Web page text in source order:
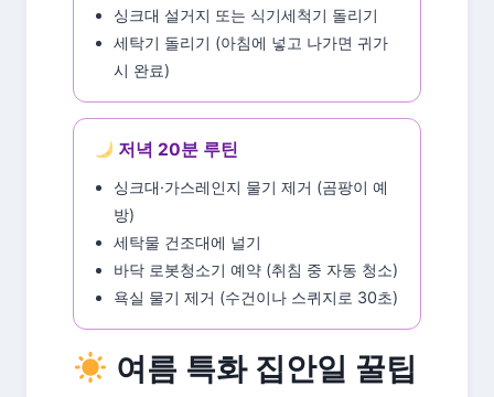
싱크대 설거지 또는 식기세척기 돌리기
세탁기 돌리기 (아침에 넣고 나가면 귀가
시 완료)
저녁 20분 루틴
싱크대·가스레인지 물기 제거 (곰팡이 예
방)
세탁물 건조대에 널기
바닥 로봇청소기 예약 (취침 중 자동 청소)
욕실 물기 제거 (수건이나 스퀴지로 30초)
여름 특화 집안일 꿀팁